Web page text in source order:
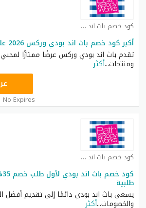
كود خصم باث اند بودي كوبون
أكبر كود خصم باث اند بودي وركس 2026 على كل المنتجات
تقدم باث اند بودي وركس عرضًا ممتازًا
ومنتجات...أكثر
No Expires
كود خصم باث اند بودي كوبون
طلبية
يسعى باث اند بودي دائمًا إلى تقديم أفضل
والخصومات...أكثر